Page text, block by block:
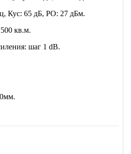
Кус: 65 дБ, PO: 27 дБм.
кв.м.
шаг 1 dB.